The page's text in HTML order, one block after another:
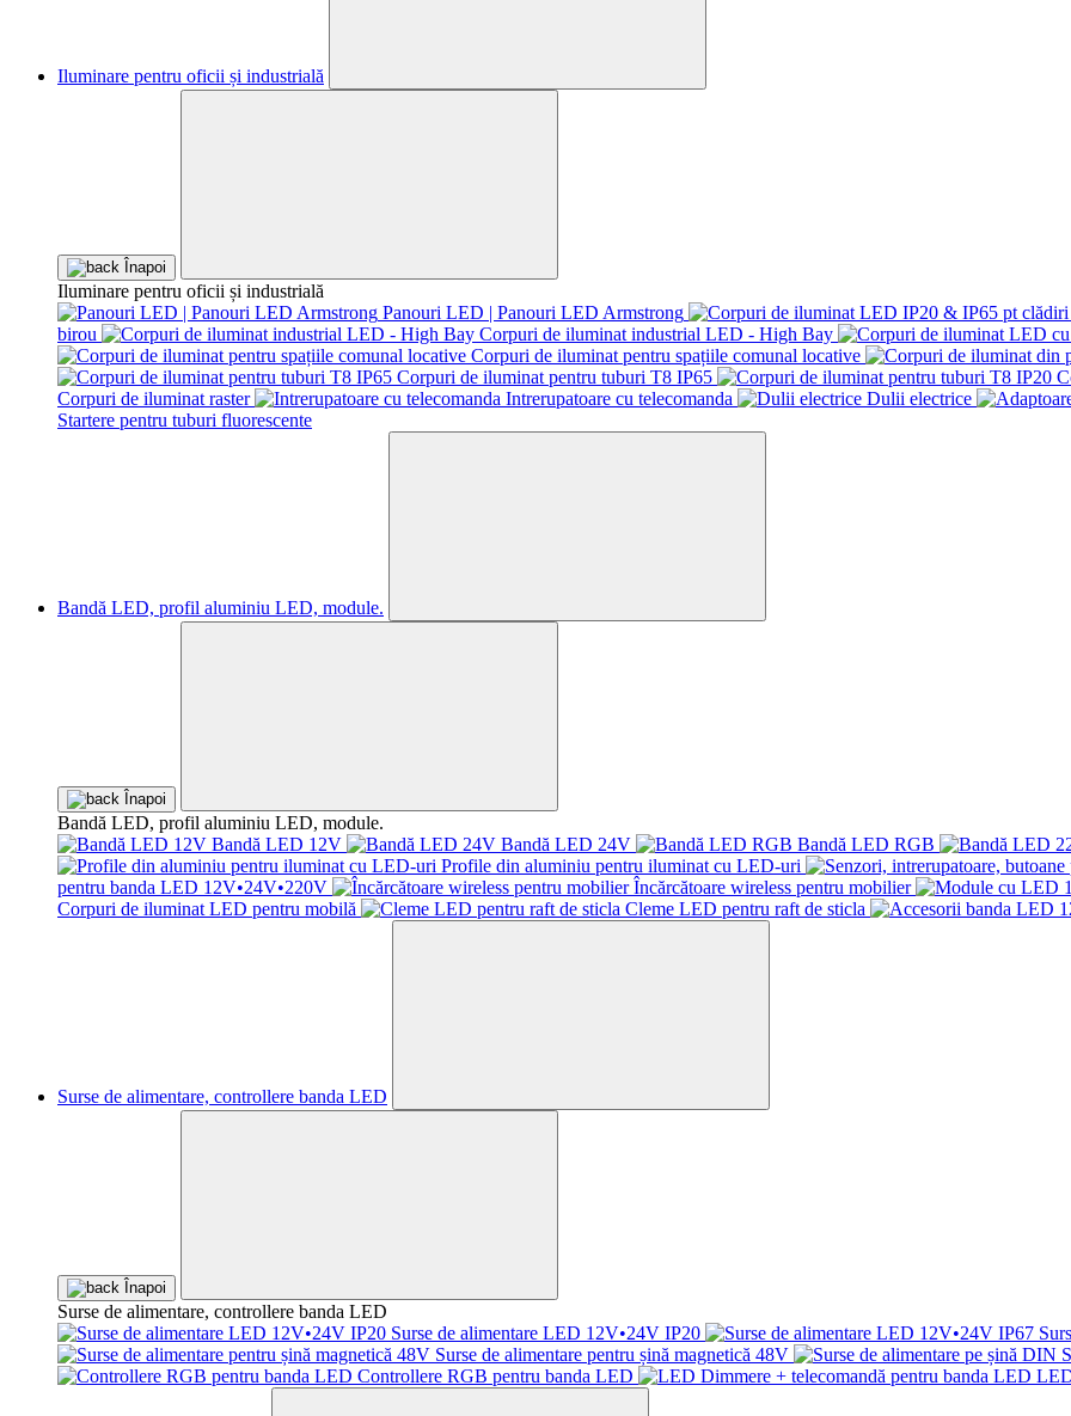
Iluminare pentru oficii și industrială
Înapoi
Iluminare pentru oficii și industrială
Panouri LED | Panouri LED Armstrong
birou
Corpuri de iluminat industrial LED - High Bay
Corpuri de iluminat pentru spațiile comunal locative
Corpuri de iluminat pentru tuburi T8 IP65
Corpuri de iluminat raster
Intrerupatoare cu telecomanda
Dulii electrice
Startere pentru tuburi fluorescente
Bandă LED, profil aluminiu LED, module.
Înapoi
Bandă LED, profil aluminiu LED, module.
Bandă LED 12V
Bandă LED 24V
Bandă LED RGB
Profile din aluminiu pentru iluminat cu LED-uri
pentru banda LED 12V•24V•220V
Încărcătoare wireless pentru mobilier
Corpuri de iluminat LED pentru mobilă
Cleme LED pentru raft de sticla
Surse de alimentare, controllere banda LED
Înapoi
Surse de alimentare, controllere banda LED
Surse de alimentare LED 12V•24V IP20
Surse de alimentare pentru șină magnetică 48V
Controllere RGB pentru banda LED